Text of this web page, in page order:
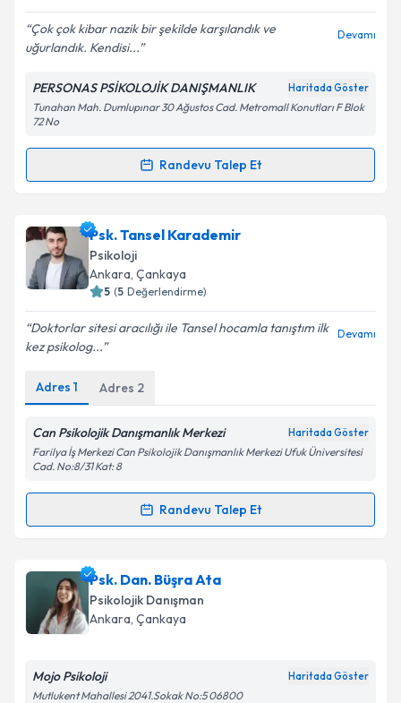
E-posta Adresiniz
Kişisel verilerimin işlenmesine ilişkinAydınlatma
kapsamda işlenmesini kabul ediyorum.
Çok çok kibar nazik bir şekilde karşılandık ve
uğurlandık. Kendisi...
Devamı
PERSONAS PSİKOLOJİK DANIŞMANLIK Haritada Göster
Tunahan Mah. Dumlupınar 30 Ağustos Cad. Metromall Konutları F Blok
72 No
Randevu Talep Et
Randevu Takvimi Talebi
Uzm. Psk. Dan. Seydenur Özsemiz Şerif
randevu takvimi talebi oluşturun. Size bu uzmandan
randevu almanız için bir takvim hazırlandığında e-
posta ile bilgilendireceğiz.
E-posta Adresiniz
Kişisel verilerimin işlenmesine ilişkinAydınlatma
Metni'ni okudum ve kişisel verilerimin belirtilen
kapsamda işlenmesini kabul ediyorum.
Takvim Talebini Gönder
Psk. Tansel Karademir
Psikoloji
Ankara, Çankaya
5 (5 Değerlendirme)
Doktorlar sitesi aracılığı ile Tansel hocamla tanıştım ilk
kez psikolog...
Devamı
Adres 1 Adres 2
Can Psikolojik Danışmanlık Merkezi Haritada Göster
Farilya İş Merkezi Can Psikolojik Danışmanlık Merkezi Ufuk Üniversitesi
Cad. No:8/31 Kat: 8
Randevu Talep Et
Randevu Takvimi Talebi
Psk. Tansel Karademiriçin randevu takvimi talebi
oluşturun. Size bu uzmandan randevu almanız için bir
takvim hazırlandığında e-posta ile bilgilendireceğiz.
Psk. Dan. Büşra Ata
Psikolojik Danışman
Ankara, Çankaya
Mojo Psikoloji Haritada Göster
Mutlukent Mahallesi 2041.Sokak No:5 06800